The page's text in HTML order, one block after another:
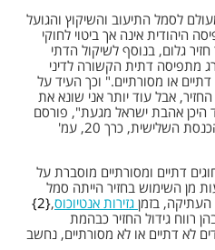
לסמל התיעוב והשיקוץ והגועל
היהודית אינה אך ביטוי לחוקי
גלום, בנוסף לשיקול הדתי
מתפיסה דתית הקשורה לדיני
או מסורתיים." וכך העיד על
אבל עוד יותר אני שונא את
היכן אהבת ישראל מגעת", פורסם
במקור בעיתון דבר וצוטט בדברי הכנסת השלישית, כרך 20, עמ'
דתיים ומסורתיים מוסברת על
מן השימוש בחזיר הייתה סמל
בזמן גזירות אנטיוכוס,
2
רווח גידול החזיר כבהמת
לא דתיים או לא מסורתיים, נחשב